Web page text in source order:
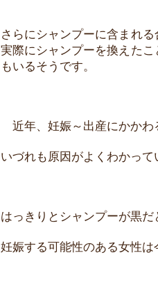
さらにシャンプーに含まれ
実際にシャンプーを換えた
もいるそうです。
近年、妊娠～出産にかかわ
いづれも原因がよくわかって
はっきりとシャンプーが黒だ
妊娠する可能性のある女性は